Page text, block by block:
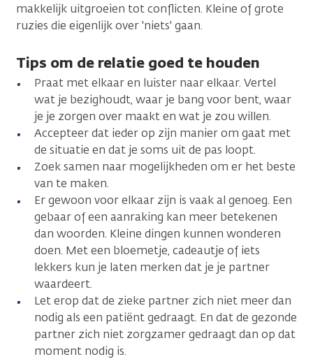
makkelijk uitgroeien tot conflicten. Kleine of grote
ruzies die eigenlijk over 'niets' gaan.
Tips om de relatie goed te houden
Praat met elkaar en luister naar elkaar. Vertel
wat je bezighoudt, waar je bang voor bent, waar
je je zorgen over maakt en wat je zou willen.
Accepteer dat ieder op zijn manier om gaat met
de situatie en dat je soms uit de pas loopt.
Zoek samen naar mogelijkheden om er het beste
van te maken.
Er gewoon voor elkaar zijn is vaak al genoeg. Een
gebaar of een aanraking kan meer betekenen
dan woorden. Kleine dingen kunnen wonderen
doen. Met een bloemetje, cadeautje of iets
lekkers kun je laten merken dat je je partner
waardeert.
Let erop dat de zieke partner zich niet meer dan
nodig als een patiënt gedraagt. En dat de gezonde
partner zich niet zorgzamer gedraagt dan op dat
moment nodig is.